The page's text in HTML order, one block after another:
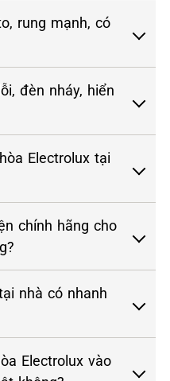
rung mạnh, có
đèn nháy, hiển
Electrolux tại
chính hãng cho
nhà có nhanh
Electrolux vào